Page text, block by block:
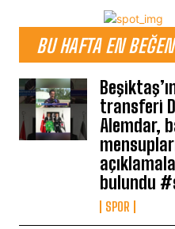
BU HAFTA EN
transferi
Alemdar,
bulundu
SPOR